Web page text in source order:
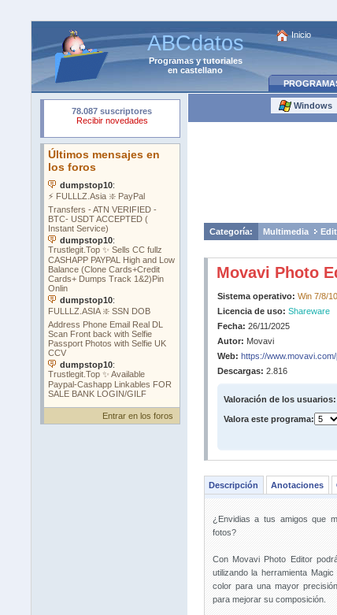
ABCdatos
Programasytutoriales
en castellano
Inicio
Entrar en los foros
Windows
Categoría: Multimedia
Movavi Photo
Sistema operativo: Win 7/8/
Licencia de uso: Shareware
Fecha: 26/11/2025
Autor: Movavi
Web: https://
Descargas: 2.816
Valoración de los usuarios:
Valora este programa:
Descripción Anotaciones
¿Envidias a tus amigos que
fotos?
Con Movavi Photo Editor
utilizando la herramienta
color para una mayor
para mejorar su composición.